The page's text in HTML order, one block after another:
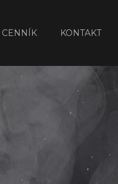
CENNÍK KONTAKT